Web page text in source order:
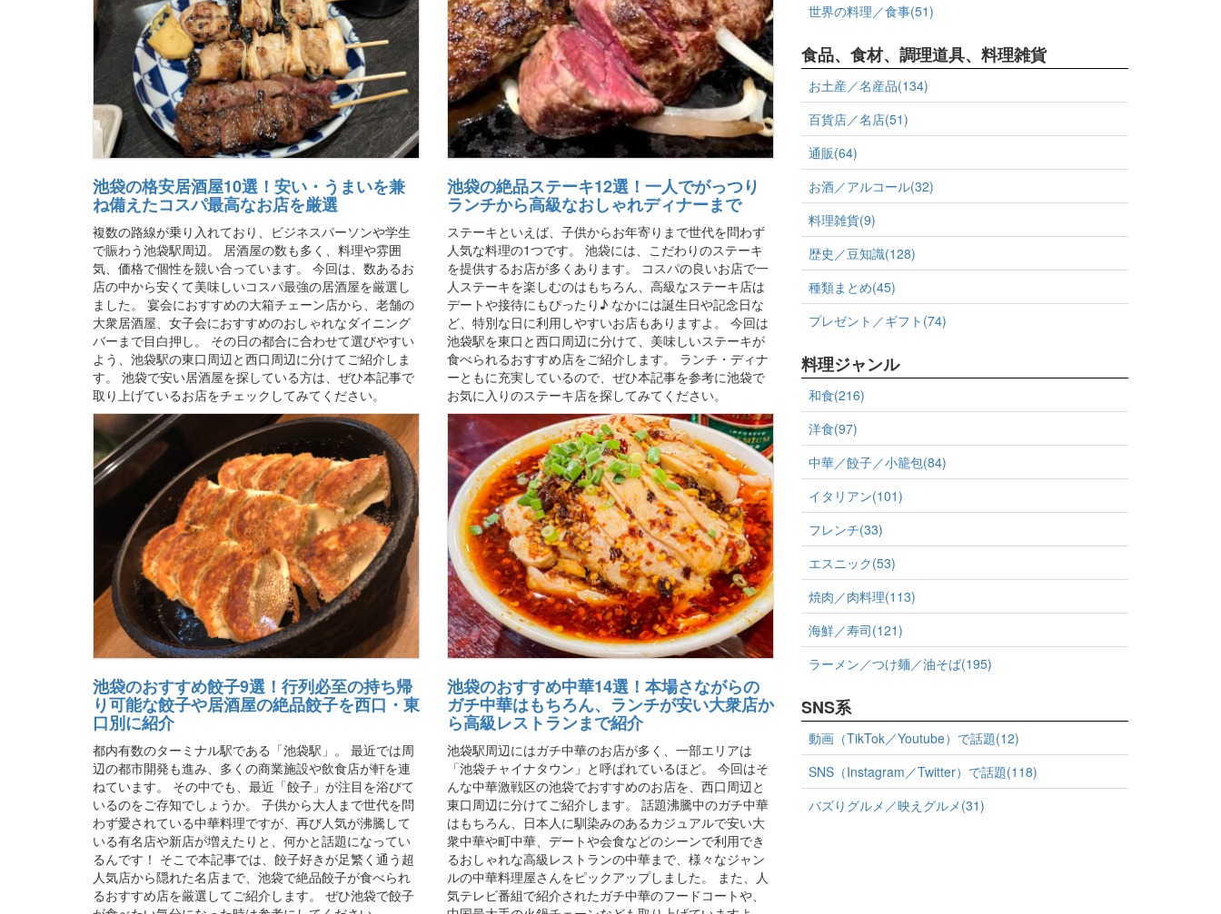
池袋の格安居酒屋10選！安い・うまいを兼
ね備えたコスパ最高なお店を厳選
複数の路線が乗り入れており、ビジネスパーソンや学生
で賑わう池袋駅周辺。 居酒屋の数も多く、料理や雰囲
気、価格で個性を競い合っています。 今回は、数あるお
店の中から安くて美味しいコスパ最強の居酒屋を厳選し
ました。 宴会におすすめの大箱チェーン店から、老舗の
大衆居酒屋、女子会におすすめのおしゃれなダイニング
バーまで目白押し。 その日の都合に合わせて選びやすい
よう、池袋駅の東口周辺と西口周辺に分けてご紹介しま
す。 池袋で安い居酒屋を探している方は、ぜひ本記事で
取り上げているお店をチェックしてみてください。
池袋の絶品ステーキ12選！一人でがっつり
ランチから高級なおしゃれディナーまで
ステーキといえば、子供からお年寄りまで世代を問わず
人気な料理の1つです。 池袋には、こだわりのステーキ
を提供するお店が多くあります。 コスパの良いお店で一
人ステーキを楽しむのはもちろん、高級なステーキ店は
デートや接待にもぴったり♪ なかには誕生日や記念日な
ど、特別な日に利用しやすいお店もありますよ。 今回は
池袋駅を東口と西口周辺に分けて、美味しいステーキが
食べられるおすすめ店をご紹介します。 ランチ・ディナ
ーともに充実しているので、ぜひ本記事を参考に池袋で
お気に入りのステーキ店を探してみてください。
池袋のおすすめ餃子9選！行列必至の持ち帰
り可能な餃子や居酒屋の絶品餃子を西口・東
口別に紹介
都内有数のターミナル駅である「池袋駅」。 最近では周
辺の都市開発も進み、多くの商業施設や飲食店が軒を連
ねています。 その中でも、最近「餃子」が注目を浴びて
いるのをご存知でしょうか。 子供から大人まで世代を問
わず愛されている中華料理ですが、再び人気が沸騰して
いる有名店や新店が増えたりと、何かと話題になってい
るんです！ そこで本記事では、餃子好きが足繁く通う超
人気店から隠れた名店まで、池袋で絶品餃子が食べられ
るおすすめ店を厳選してご紹介します。 ぜひ池袋で餃子
池袋のおすすめ中華14選！本場さながらの
ガチ中華はもちろん、ランチが安い大衆店か
ら高級レストランまで紹介
池袋駅周辺にはガチ中華のお店が多く、一部エリアは
「池袋チャイナタウン」と呼ばれているほど。 今回はそ
んな中華激戦区の池袋でおすすめのお店を、西口周辺と
東口周辺に分けてご紹介します。 話題沸騰中のガチ中華
はもちろん、日本人に馴染みのあるカジュアルで安い大
衆中華や町中華、デートや会食などのシーンで利用でき
るおしゃれな高級レストランの中華まで、様々なジャン
ルの中華料理屋さんをピックアップしました。 また、人
気テレビ番組で紹介されたガチ中華のフードコートや、
世界の料理／食事(51)
食品、食材、調理道具、料理雑貨
お土産／名産品(134)
百貨店／名店(51)
通販(64)
お酒／アルコール(32)
料理雑貨(9)
歴史／豆知識(128)
種類まとめ(45)
プレゼント／ギフト(74)
料理ジャンル
和食(216)
洋食(97)
中華／餃子／小籠包(84)
イタリアン(101)
フレンチ(33)
エスニック(53)
焼肉／肉料理(113)
海鮮／寿司(121)
ラーメン／つけ麺／油そば(195)
SNS系
動画（TikTok／Youtube）で話題(12)
SNS（Instagram／Twitter）で話題(118)
バズりグルメ／映えグルメ(31)